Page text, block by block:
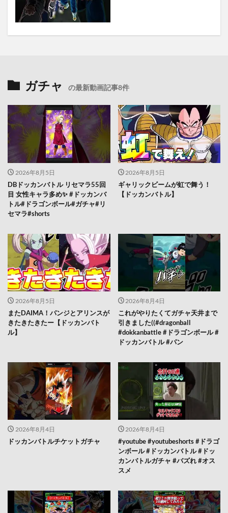
ガチャ の最新動画記事8件
2026年8月5日
DBドッカンバトル リセマラ55回
目 女性キャラ多め✨️ #ドッカンバ
トル#ドラゴンボール#ガチャ#リ
セマラ#shorts
2026年8月5日
ギャリックビームが虹で舞う！
【ドッカンバトル】
2026年8月5日
またDAIMA！パンジとアリンスが
きたきたきたー【ドッカンバト
ル】
2026年8月4日
これがやりたくてガチャ天井まで
引きました((#dragonball
#dokkanbattle #ドラゴンボール #
ドッカンバトル #パン
2026年8月4日
ドッカンバトルチケットガチャ
2026年8月4日
#youtube #youtubeshorts #ドラゴ
ンボール #ドッカンバトル #ドッ
カンバトルガチャ #バズれ #オス
スメ